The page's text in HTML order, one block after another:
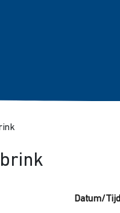
Datum/Tijd